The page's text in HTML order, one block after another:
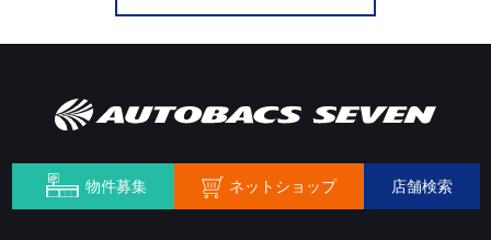
物件募集 ネットショップ 店舗検索